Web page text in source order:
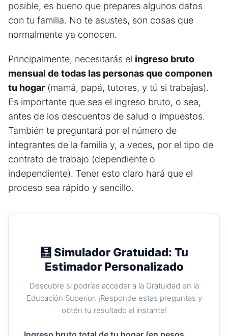
posible, es bueno que prepares algunos datos
con tu familia. No te asustes, son cosas que
normalmente ya conocen.
Principalmente, necesitarás el ingreso bruto
mensual de todas las personas que componen
tu hogar (mamá, papá, tutores, y tú si trabajas).
Es importante que sea el ingreso bruto, o sea,
antes de los descuentos de salud o impuestos.
También te preguntará por el número de
integrantes de la familia y, a veces, por el tipo de
contrato de trabajo (dependiente o
independiente). Tener esto claro hará que el
proceso sea rápido y sencillo.
🧮 Simulador Gratuidad: Tu
Estimador Personalizado
Descubre si podrías acceder a la Gratuidad en la
Educación Superior. ¡Responde estas preguntas y
obtén tu resultado al instante!